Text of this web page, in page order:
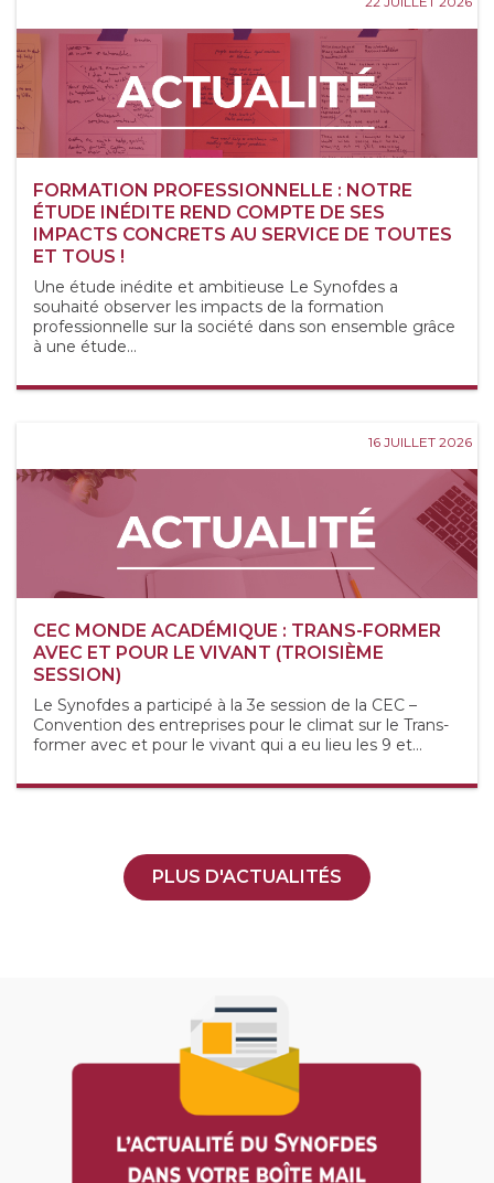
FORMATION PROFESSIONNELLE : NOTRE
ÉTUDE INÉDITE REND COMPTE DE SES
IMPACTS CONCRETS AU SERVICE DE TOUTES
ET TOUS !
Une étude inédite et ambitieuse Le Synofdes a
souhaité observer les impacts de la formation
professionnelle sur la société dans son ensemble grâce
à une étude...
16 JUILLET 2026
CEC MONDE ACADÉMIQUE : TRANS-FORMER
AVEC ET POUR LE VIVANT (TROISIÈME
SESSION)
Le Synofdes a participé à la 3e session de la CEC –
Convention des entreprises pour le climat sur le Trans-
former avec et pour le vivant qui a eu lieu les 9 et...
PLUS D'ACTUALITÉS